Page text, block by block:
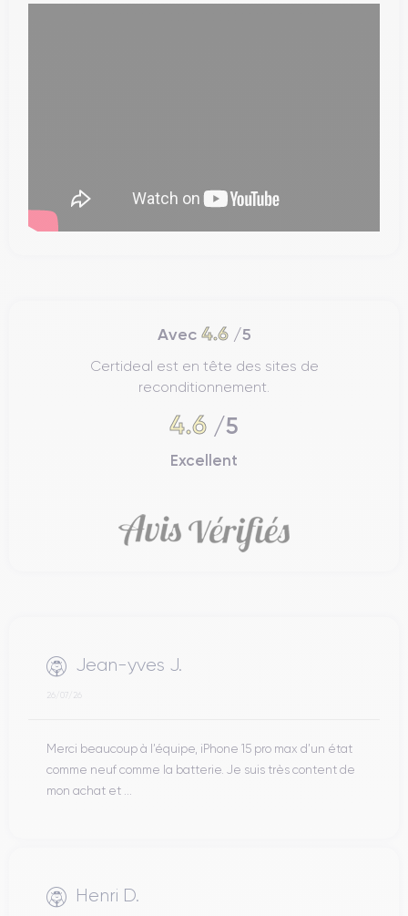
Avec 4.6/5
Certideal est en tête des sites de
reconditionnement.
4.6 /5
Excellent
Jean-yves J.
26/07/26
Merci beaucoup à l’équipe, iPhone 15 pro max d’un état
comme neuf comme la batterie. Je suis très content de
mon achat et ...
Henri D.